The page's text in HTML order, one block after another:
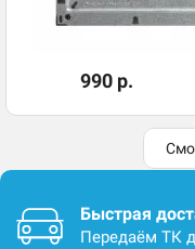
990 р.
Быстрая
Передаём ТК